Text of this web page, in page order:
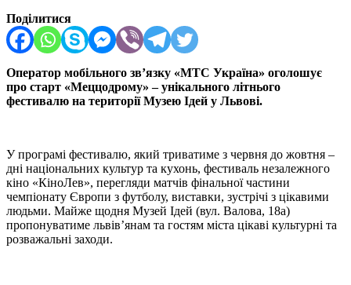
Поділитися
Оператор мобільного зв’язку «МТС Україна» оголошує
про старт «Меццодрому» – унікального літнього
фестивалю на території Музею Ідей у Львові.
У програмі фестивалю, який триватиме з червня до жовтня –
дні національних культур та кухонь, фестиваль незалежного
кіно «КіноЛев», перегляди матчів фінальної частини
чемпіонату Європи з футболу, виставки, зустрічі з цікавими
людьми. Майже щодня Музей Ідей (вул. Валова, 18а)
пропонуватиме львів’янам та гостям міста цікаві культурні та
розважальні заходи.